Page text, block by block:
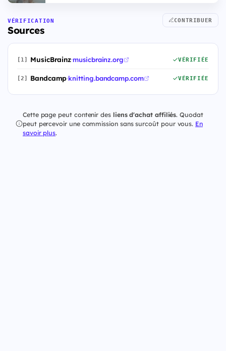
VÉRIFICATION
Sources
CONTRIBUER
[1] MusicBrainz·musicbrainz.org VÉRIFIÉE
[2] Bandcamp·knitting.bandcamp.com VÉRIFIÉE
Cette page peut contenir des liens d'achat affiliés. Quodat
peut percevoir une commission sans surcoût pour vous. En
savoir plus.